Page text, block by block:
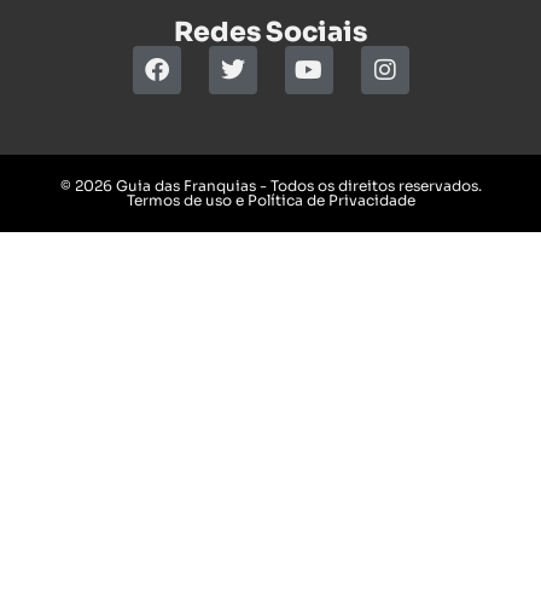
Redes Sociais
© 2026 Guia das Franquias - Todos os direitos reservados.
Termos de uso e Política de Privacidade